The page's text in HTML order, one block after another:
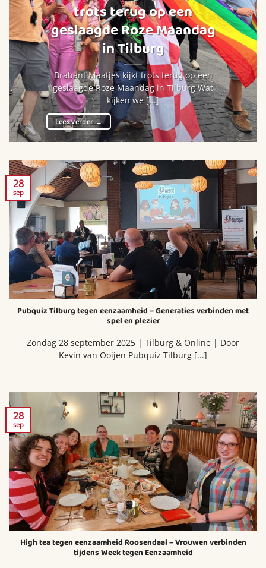
trots terug op een
geslaagde Roze Maandag
in Tilburg
Brabant Maatjes kijkt trots terug op een
geslaagde Roze Maandag in Tilburg Wat
kijken we [...]
Lees verder→
Pubquiz Tilburg tegen eenzaamheid – Generaties verbinden met
spel en plezier
Zondag 28 september 2025 | Tilburg & Online | Door
Kevin van Ooijen Pubquiz Tilburg [...]
28
sep
High tea tegen eenzaamheid Roosendaal – Vrouwen verbinden
tijdens Week tegen Eenzaamheid
28
sep